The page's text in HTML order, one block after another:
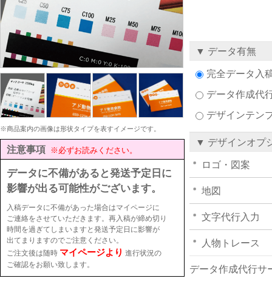
※商品案内の画像は形状タイプを表すイメージです。
注意事項 ※必ずお読みください。
データに不備があると発送予定日に
影響が出る可能性がございます。
入稿データに不備があった場合はマイページに
ご連絡をさせていただきます。再入稿が締め切り
時間を過ぎてしまいますと発送予定日に影響が
出てまりますのでご注意ください。
ご注文後は随時 マイページより 進行状況の
ご確認をお願い致します。
▼ データ有無
完全データ入
データ作成代
デザインテン
▼ デザインオプ
ロゴ・図案
地図
文字代行入力
人物トレース
データ作成代行サ